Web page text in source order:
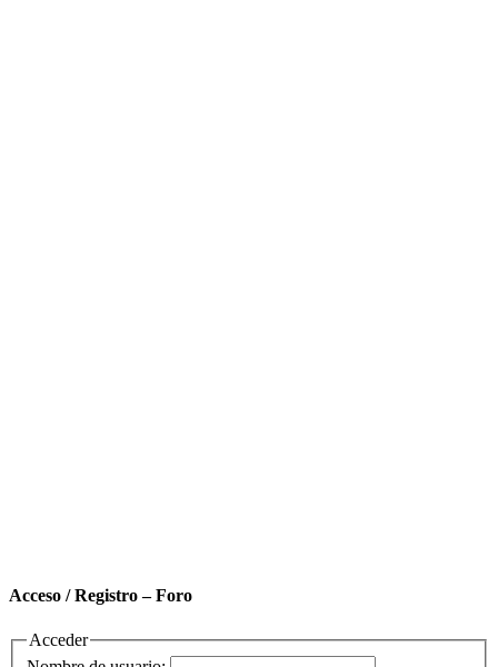
Acceso / Registro – Foro
Acceder